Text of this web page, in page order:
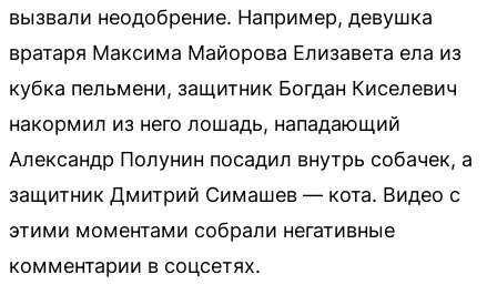
вызвали неодобрение. Например, девушка
вратаря Максима Майорова Елизавета ела из
кубка пельмени, защитник Богдан Киселевич
накормил из него лошадь, нападающий
Александр Полунин посадил внутрь собачек, а
защитник Дмитрий Симашев — кота. Видео с
этими моментами собрали негативные
комментарии в соцсетях.